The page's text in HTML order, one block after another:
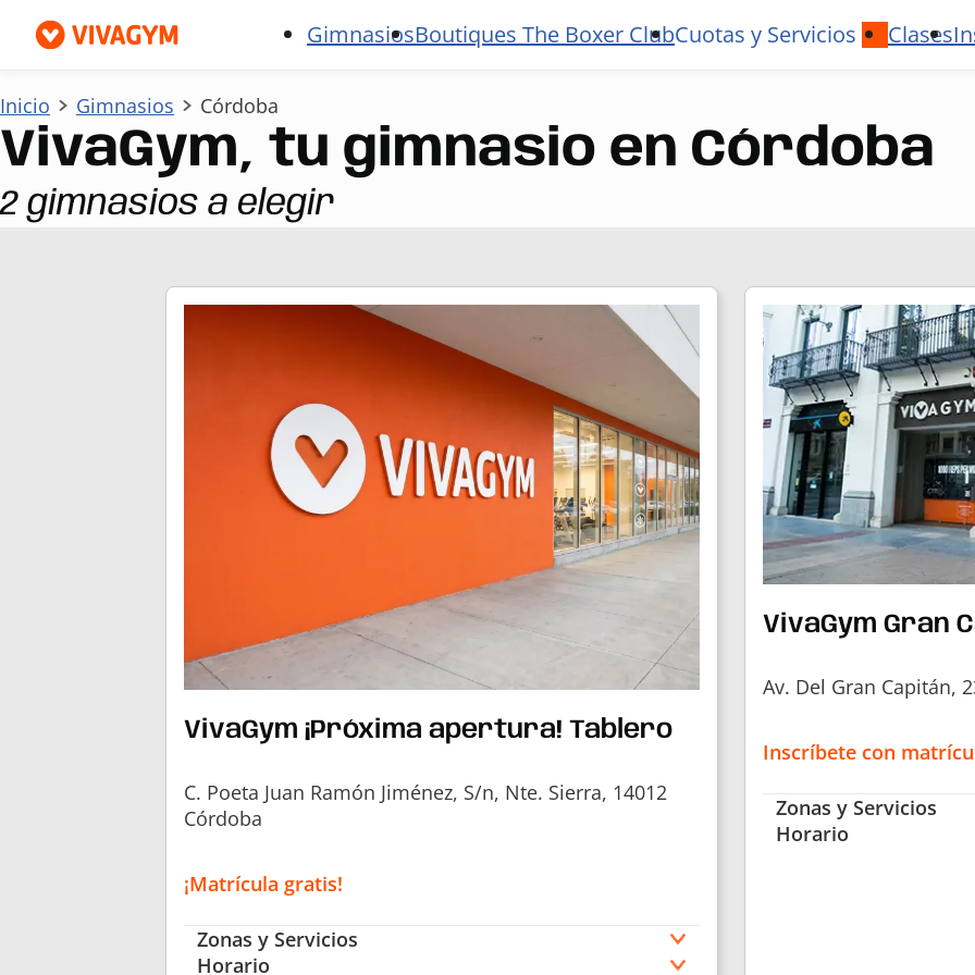
GimnasiosBoutiques The Boxer ClubCuotas y Servicios Clases
Inicio Gimnasios Córdoba
VivaGym, tu gimnasio en Córdoba
2 gimnasios a elegir
VivaGym ¡Próxima apertura! Tablero
C. Poeta Juan Ramón Jiménez, S/n, Nte. Sierra, 14012
Córdoba
¡Matrícula gratis!
Zonas y Servicios
Horario
VivaGym Gran
Av. Del Gran Capitán,
Inscríbete con
Zonas y Servicios
Horario